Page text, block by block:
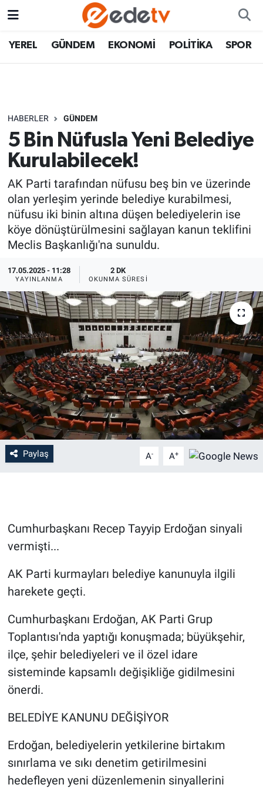
YEREL GÜNDEM EKONOMİ POLİTİKA SPOR
HABERLER GÜNDEM
5 Bin Nüfusla Yeni Belediye
Kurulabilecek!
AK Parti tarafından nüfusu beş bin ve üzerinde
olan yerleşim yerinde belediye kurabilmesi,
nüfusu iki binin altına düşen belediyelerin ise
köye dönüştürülmesini sağlayan kanun teklifini
Meclis Başkanlığı'na sunuldu.
17.05.2025 - 11:28
YAYINLANMA
2 DK
OKUNMA SÜRESI
Paylaş A- A+
Cumhurbaşkanı Recep Tayyip Erdoğan sinyali
vermişti...
AK Parti kurmayları belediye kanunuyla ilgili
harekete geçti.
Cumhurbaşkanı Erdoğan, AK Parti Grup
Toplantısı'nda yaptığı konuşmada; büyükşehir,
ilçe, şehir belediyeleri ve il özel idare
sisteminde kapsamlı değişikliğe gidilmesini
önerdi.
BELEDİYE KANUNU DEĞİŞİYOR
Erdoğan, belediyelerin yetkilerine birtakım
sınırlama ve sıkı denetim getirilmesini
hedefleyen yeni düzenlemenin sinyallerini